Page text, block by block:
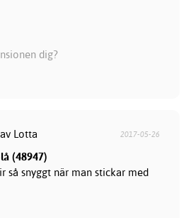
dig?
Lotta 2017-05-26
(48947)
så snyggt när man stickar med